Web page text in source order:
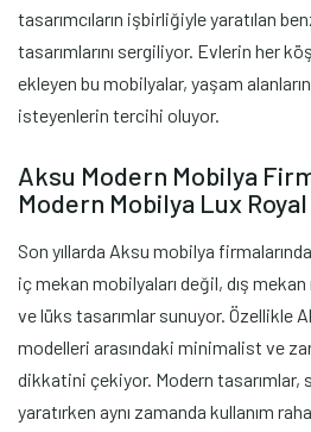
tasarımcıların işbirliğiyle yaratılan
tasarımlarını sergiliyor. Evlerin her
ekleyen bu mobilyalar, yaşam
isteyenlerin tercihi oluyor.
Aksu Modern Mobilya
Modern Mobilya Lux Royal
Son yıllarda Aksu mobilya
iç mekan mobilyaları değil, dış
ve lüks tasarımlar sunuyor. Özellikle
modelleri arasındaki minimalist ve
dikkatini çekiyor. Modern
yaratırken aynı zamanda kullanım